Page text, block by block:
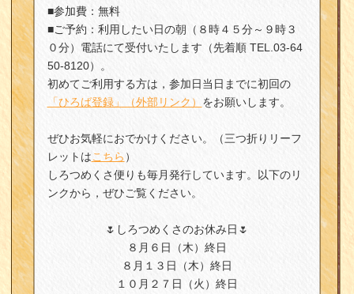
■参加費：無料
■ご予約：利用したい日の朝（８時４５分～９時３
０分）電話にて受付いたします（先着順 TEL.03-64
50-8120）。
初めてご利用する方は，参加日当日までに初回の
「ひろば登録」（外部リンク） をお願いします。
ぜひお気軽におでかけください。（三つ折りリーフ
レットはこちら ）
しろつめくさ便りも毎月発行しています。以下のリ
ンクから，ぜひご覧ください。
🌷しろつめくさのお休み日🌷
８月６日（木）終日
８月１３日（木）終日
１０月２７日（火）終日